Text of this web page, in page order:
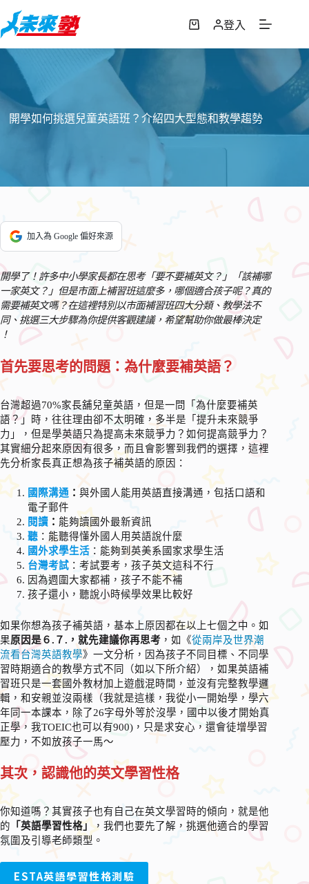
至
主
要
容
購
物
登入
開學如何挑選兒童英語班？介紹四大型態和教學趨勢
加入為 Google 偏好來源
開學了！許多中小學家長都在思考「要不要補英文？」「該補哪
一家英文？」但是市面上補習班這麼多，哪個適合孩子呢？真的
需要補英文嗎？在這裡特別以市面補習班四大分類、教學法不
同、挑選三大步驟為你提供客觀建議，希望幫助你做最棒決定
！
首先要思考的問題：為什麼要補英語？
台灣超過70%家長舖兒童英語，但是一問「為什麼要補英
語？」時，往往理由卻不太明確，多半是「提升未來競爭
力」，但是學英語只為提高未來競爭力？如何提高競爭力？
其實細分起來原因有很多，而且會影響到我們的選擇，這裡
先分析家長真正想為孩子補英語的原因：
國際溝通 ： 與外國人能用英語直接溝通，包括口語和
電子郵件
閱讀 ： 能夠讀國外最新資訊
聽 ：能聽得懂外國人用英語說什麼
國外求學生活 ：能夠到英美系國家求學生活
台灣考試 ：考試要考，孩子英文這科不行
因為週圍大家都補，孩子不能不補
孩子還小，聽說小時候學效果比較好
如果你想為孩子補英語，基本上原因都在以上七個之中。如
果原因是６.７.，就先建議你再思考 ，如《從兩岸及世界潮
流看台灣英語教學》一文分析，因為孩子不同目標、不同學
習時期適合的教學方式不同（如以下所介紹），如果英語補
習班只是一套國外教材加上遊戲混時間，並沒有完整教學邏
輯，和安親並沒兩樣（我就是這樣，我從小一開始學，學六
年同一本課本，除了26字母外等於沒學，國中以後才開始真
正學，我TOEIC也可以有900)，只是求安心，還會徒增學習
壓力，不如放孩子一馬～
其次，認識他的英文學習性格
你知道嗎？其實孩子也有自己在英文學習時的傾向，就是他
的 「英語學習性格」，我們也要先了解，挑選他適合的學習
氛圍及引導老師類型。
ESTA英語學習性格測驗